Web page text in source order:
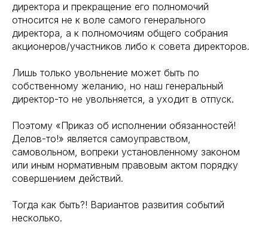
директора и прекращение его полномочий
относится не к воле самого генерального
директора, а к полномочиям общего собрания
акционеров/участников либо к совета директоров.
Лишь только увольнение может быть по
собственному желанию, но наш генеральный
директор-то не увольняется, а уходит в отпуск.
Поэтому «Приказ об исполнении обязанностей!
Делов-то!» является самоуправством,
самовольном, вопреки установленному законом
или иным нормативным правовым актом порядку
совершением действий.
Тогда как быть?! Вариантов развития событий
несколько.